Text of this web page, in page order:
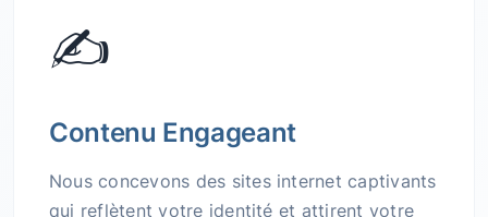
✍️
Contenu Engageant
Nous concevons des sites internet captivants
qui reflètent votre identité et attirent votre